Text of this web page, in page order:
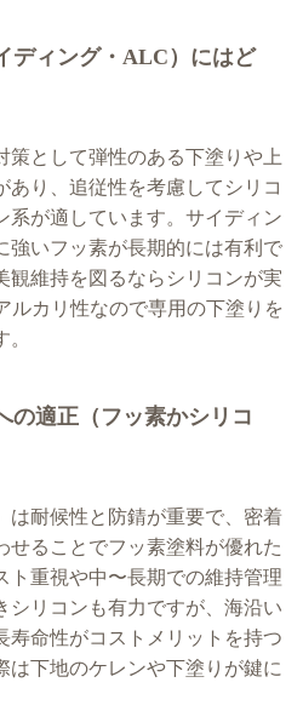
ディング・ALC）にはど
策として弾性のある下塗りや上
あり、追従性を考慮してシリコ
系が適しています。サイディン
強いフッ素が長期的には有利で
観維持を図るならシリコンが実
ルカリ性なので専用の下塗りを
の適正（フッ素かシリコ
は耐候性と防錆が重要で、密着
せることでフッ素塗料が優れた
ト重視や中〜長期での維持管理
シリコンも有力ですが、海沿い
寿命性がコストメリットを持つ
は下地のケレンや下塗りが鍵に